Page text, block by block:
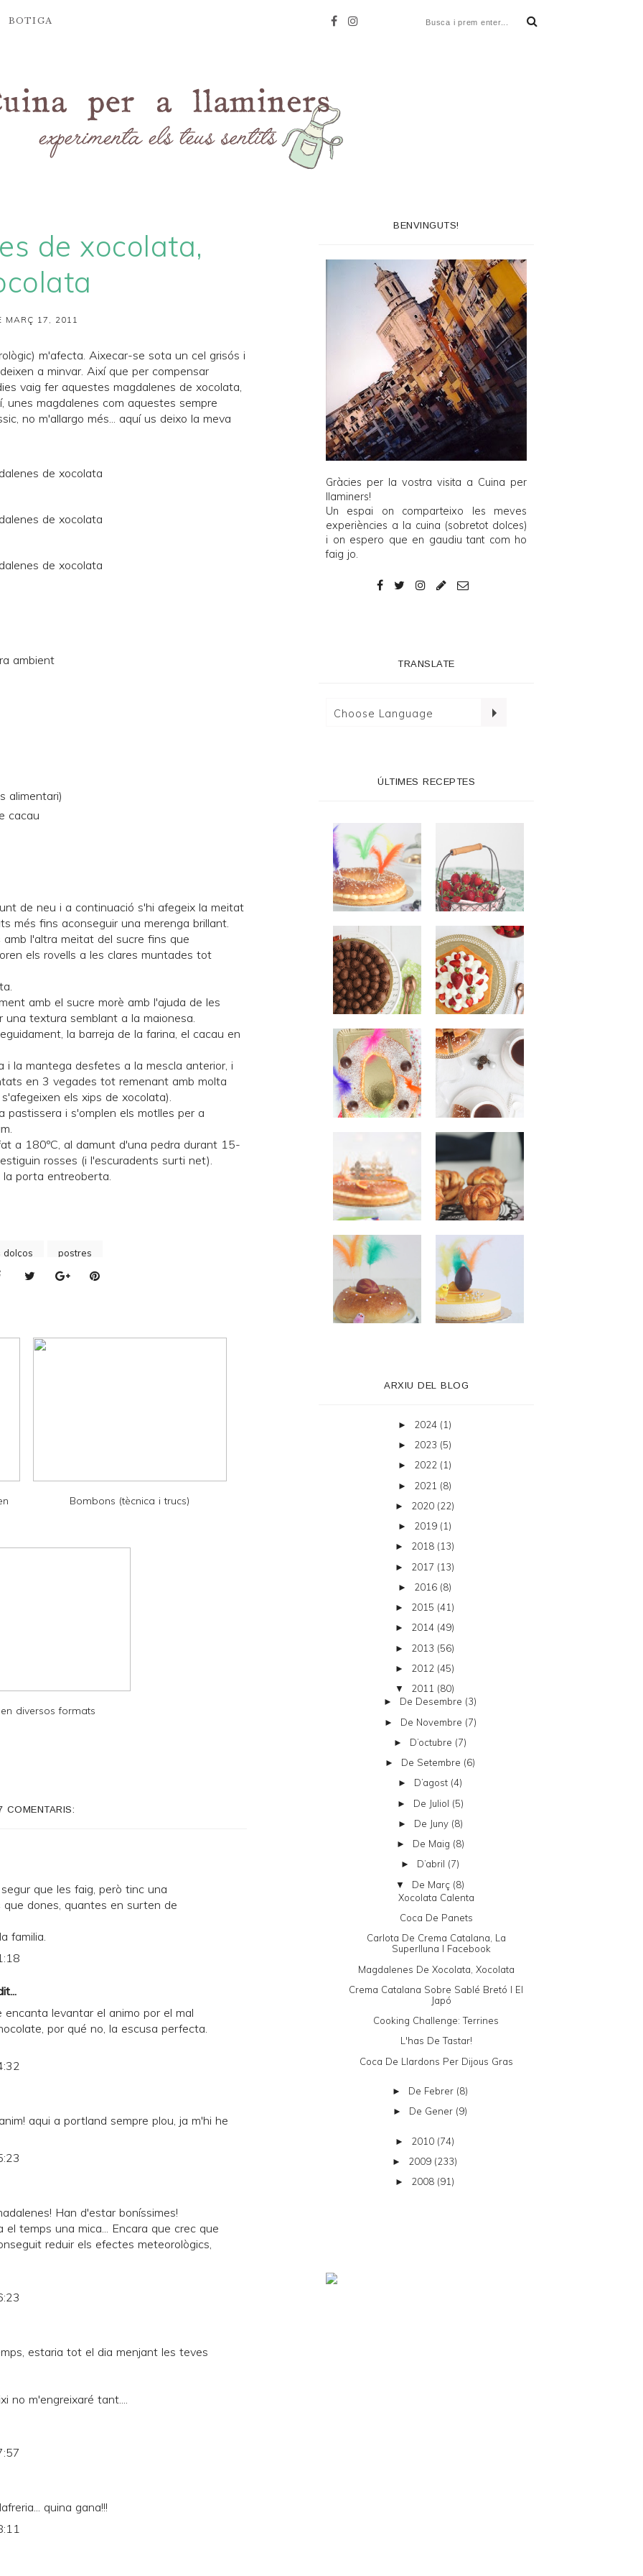
BOTIGA
de xocolata,
MARÇ 17, 2011
m'afecta. Aixecar-se sota un cel grisós i
a minvar. Així que per compensar
vaig fer aquestes magdalenes de xocolata,
unes magdalenes com aquestes sempre
no m'allargo més... aquí us deixo la meva
ambient
alimentari)
cacau
de neu i a continuació s'hi afegeix la meitat
més fins aconseguir una merenga brillant.
l'altra meitat del sucre fins que
els rovells a les clares muntades tot
amb el sucre morè amb l'ajuda de les
una textura semblant a la maionesa.
la barreja de la farina, el cacau en
i la mantega desfetes a la mescla anterior, i
en 3 vegades tot remenant amb molta
els xips de xocolata).
pastissera i s'omplen els motlles per a
a 180ºC, al damunt d'una pedra durant 15-
rosses (i l'escuradents surti net).
la porta entreoberta.
dolços postres
Bombons (tècnica i trucs)
diversos formats
COMENTARIS:
que les faig, però tinc una
que dones, quantes en surten de
familia.
encanta levantar el animo por el mal
por qué no, la escusa perfecta.
aqui a portland sempre plou, ja m'hi he
Han d'estar boníssimes!
temps una mica... Encara que crec que
reduir els efectes meteorològics,
estaria tot el dia menjant les teves
no m'engreixaré tant....
quina gana!!!
BENVINGUTS!
Gràcies per la vostra visita a Cuina per
llaminers!
Un espai on comparteixo les meves
experiències a la cuina (sobretot dolces)
i on espero que en gaudiu tant com ho
faig jo.
TRANSLATE
ÚLTIMES RECEPTES
ARXIU DEL BLOG
► 2024 (1)
► 2023 (5)
► 2022 (1)
► 2021 (8)
► 2020 (22)
► 2019 (1)
► 2018 (13)
► 2017 (13)
► 2016 (8)
► 2015 (41)
► 2014 (49)
► 2013 (56)
► 2012 (45)
▼ 2011 (80)
► De Desembre (3)
► De Novembre (7)
► D’octubre (7)
► De Setembre (6)
► D’agost (4)
► De Juliol (5)
► De Juny (8)
► De Maig (8)
► D’abril (7)
▼ De Març (8)
Xocolata Calenta
Coca De Panets
Carlota De Crema Catalana, La
Superlluna I Facebook
Magdalenes De Xocolata, Xocolata
Crema Catalana Sobre Sablé Bretó I El
Japó
Cooking Challenge: Terrines
L'has De Tastar!
Coca De Llardons Per Dijous Gras
► De Febrer (8)
► De Gener (9)
► 2010 (74)
► 2009 (233)
► 2008 (91)